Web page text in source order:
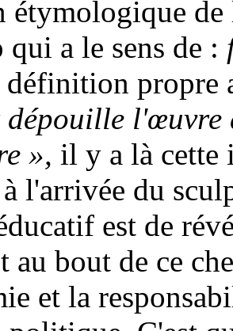
de
qui a le sens de :
définition propre
dépouille l'œuvre
», il y a là cette
l'arrivée du
est de
au bout de ce
et la